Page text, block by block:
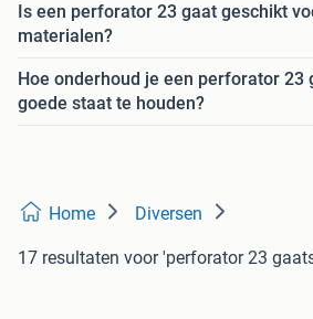
Is een perforator 23 gaat geschikt
materialen?
Hoe onderhoud je een perforator 23
goede staat te houden?
Home Diversen
17 resultaten voor 'perforator 23